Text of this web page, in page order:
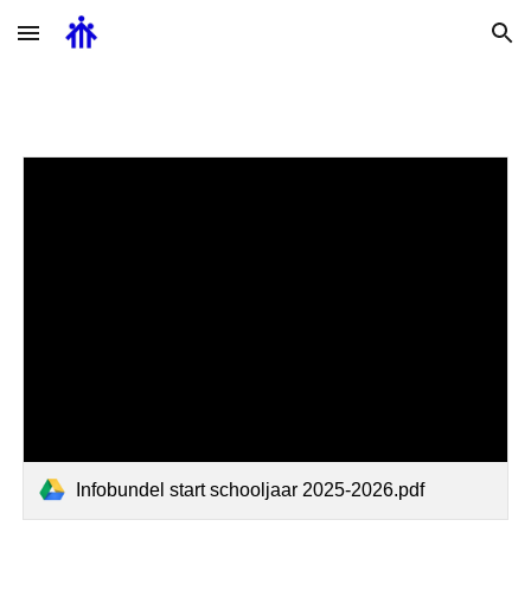
Skip to main content Skip to navigation
Infobundel start schooljaar 2025-2026.pdf